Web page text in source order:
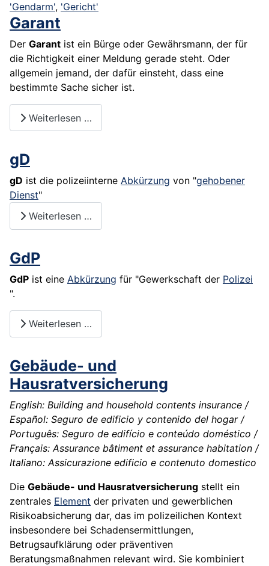
'Gendarm', 'Gericht'
Garant
Der Garant ist ein Bürge oder Gewährsmann, der für
die Richtigkeit einer Meldung gerade steht. Oder
allgemein jemand, der dafür einsteht, dass eine
bestimmte Sache sicher ist.
Weiterlesen …
gD
gD ist die polizeiinterne Abkürzung von "gehobener
Dienst"
Weiterlesen …
GdP
GdP ist eine Abkürzung für "Gewerkschaft der Polizei
".
Weiterlesen …
Gebäude- und
Hausratversicherung
English: Building and household contents insurance /
Español: Seguro de edificio y contenido del hogar /
Português: Seguro de edifício e conteúdo doméstico /
Français: Assurance bâtiment et assurance habitation /
Italiano: Assicurazione edificio e contenuto domestico
Die Gebäude- und Hausratversicherung stellt ein
zentrales Element der privaten und gewerblichen
Risikoabsicherung dar, das im polizeilichen Kontext
insbesondere bei Schadensermittlungen,
Betrugsaufklärung oder präventiven
Beratungsmaßnahmen relevant wird. Sie kombiniert